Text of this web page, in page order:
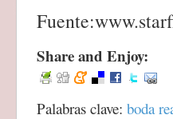
Share and Enjoy:
Palabras clave: boda